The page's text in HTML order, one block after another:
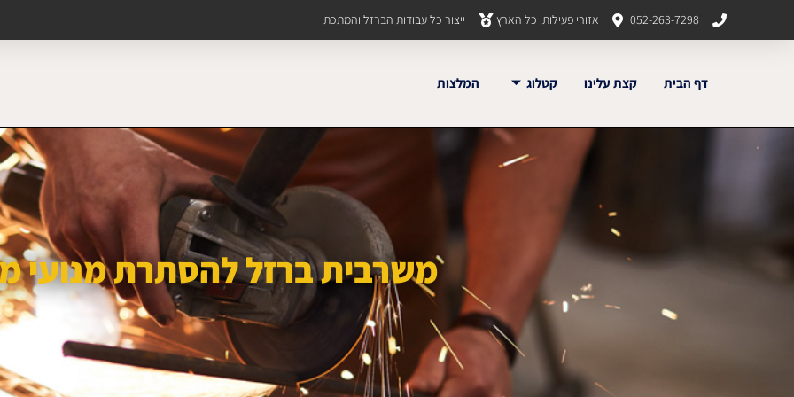
052-263-7298 אזורי פעילות: כל הארץ ייצור כל עבודות הברזל והמתכת
דף הבית קצת עלינו קטלוג המלצות
משרבית ברזל להסתרת מנועי